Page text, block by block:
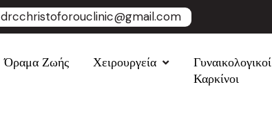
drcchristoforouclinic@gmail.com
Όραμα Ζωής Χειρουργεία
Γυναικολογικοί
Καρκίνοι